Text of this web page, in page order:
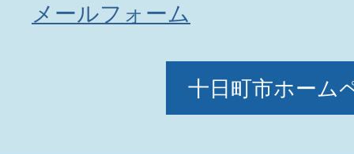
メールフォーム
十日町市ホーム